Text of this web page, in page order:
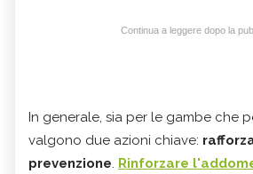
Continua a leggere dopo la
In generale, sia per le gambe che
valgono due azioni chiave:
prevenzione. Rinforzare